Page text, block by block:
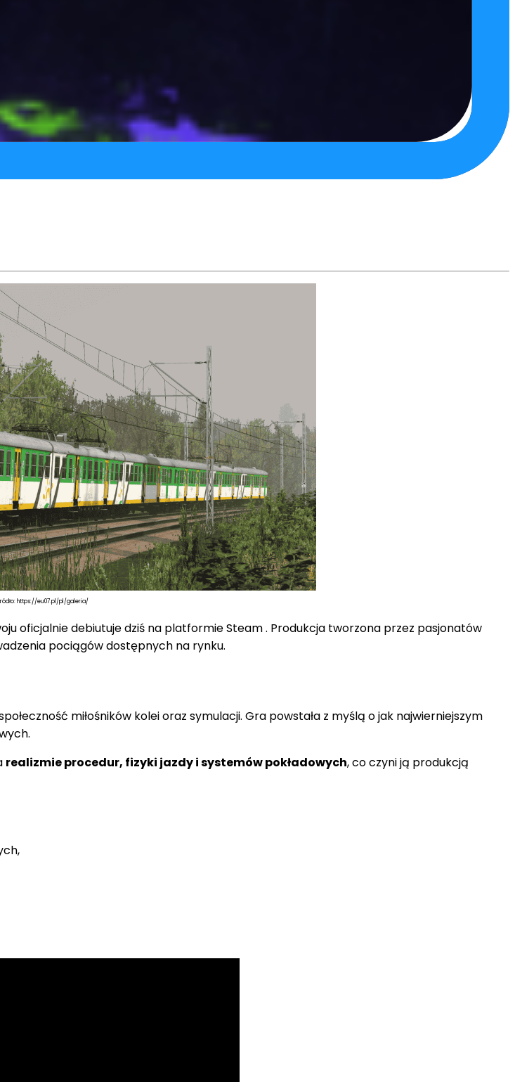
https://eu07.pl/pl/galeria/
oficjalnie debiutuje dziś na platformie Steam . Produkcja tworzona przez pasjonatów
pociągów dostępnych na rynku.
miłośników kolei oraz symulacji. Gra powstała z myślą o jak najwierniejszym
realizmie procedur, fizyki jazdy i systemów pokładowych, co czyni ją produkcją